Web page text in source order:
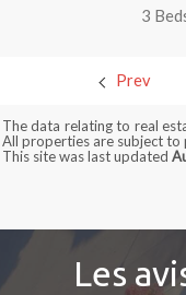
3
Prev
The data relating to real
All properties are subject to
This site was last updated
Les